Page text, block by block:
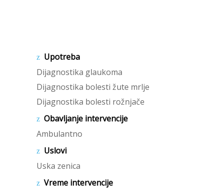
Upotreba
Dijagnostika glaukoma
Dijagnostika bolesti žute mrlje
Dijagnostika bolesti rožnjače
Obavljanje intervencije
Ambulantno
Uslovi
Uska zenica
Vreme intervencije